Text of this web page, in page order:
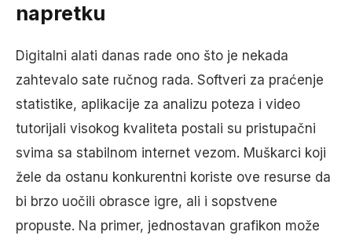
napretku
Digitalni alati danas rade ono što je nekada
zahtevalo sate ručnog rada. Softveri za praćenje
statistike, aplikacije za analizu poteza i video
tutorijali visokog kvaliteta postali su pristupačni
svima sa stabilnom internet vezom. Muškarci koji
žele da ostanu konkurentni koriste ove resurse da
bi brzo uočili obrasce igre, ali i sopstvene
propuste. Na primer, jednostavan grafikon može